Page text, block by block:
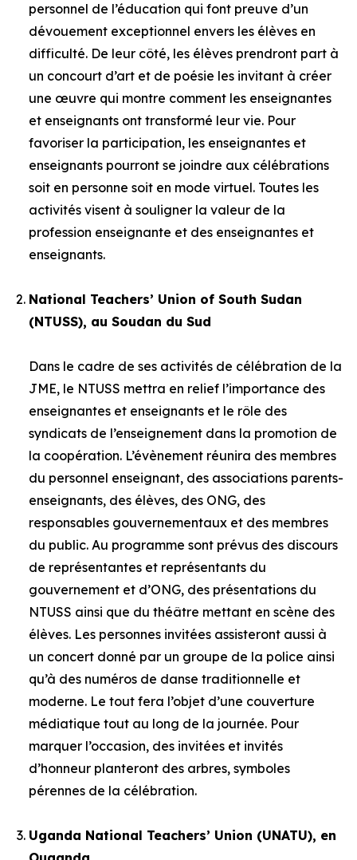
personnel de l’éducation qui font preuve d’un
dévouement exceptionnel envers les élèves en
difficulté. De leur côté, les élèves prendront part à
un concourt d’art et de poésie les invitant à créer
une œuvre qui montre comment les enseignantes
et enseignants ont transformé leur vie. Pour
favoriser la participation, les enseignantes et
enseignants pourront se joindre aux célébrations
soit en personne soit en mode virtuel. Toutes les
activités visent à souligner la valeur de la
profession enseignante et des enseignantes et
enseignants.
National Teachers’ Union of South Sudan
(NTUSS), au Soudan du Sud
Dans le cadre de ses activités de célébration de la
JME, le NTUSS mettra en relief l’importance des
enseignantes et enseignants et le rôle des
syndicats de l’enseignement dans la promotion de
la coopération. L’évènement réunira des membres
du personnel enseignant, des associations parents-
enseignants, des élèves, des ONG, des
responsables gouvernementaux et des membres
du public. Au programme sont prévus des discours
de représentantes et représentants du
gouvernement et d’ONG, des présentations du
NTUSS ainsi que du théâtre mettant en scène des
élèves. Les personnes invitées assisteront aussi à
un concert donné par un groupe de la police ainsi
qu’à des numéros de danse traditionnelle et
moderne. Le tout fera l’objet d’une couverture
médiatique tout au long de la journée. Pour
marquer l’occasion, des invitées et invités
d’honneur planteront des arbres, symboles
pérennes de la célébration.
Uganda National Teachers’ Union (UNATU), en